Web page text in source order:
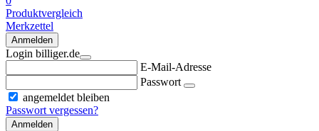
Produktvergleich
Merkzettel
Anmelden
Login billiger.de
E-Mail-Adresse
Passwort
angemeldet bleiben
Passwort vergessen?
Anmelden